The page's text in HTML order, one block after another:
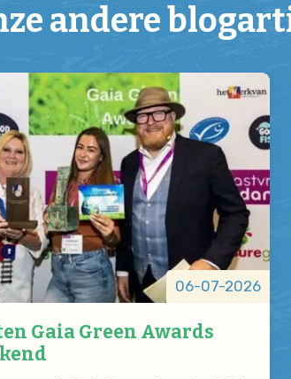
andere
06-07-2026
Gaia Green Awards